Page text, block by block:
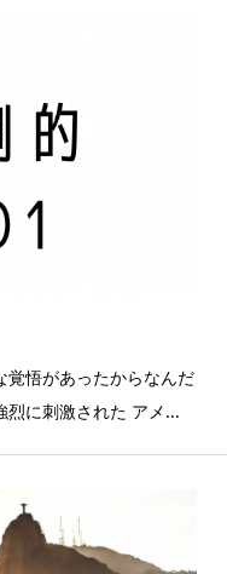
覚悟があったからなんだ
烈に刺激された アメ...